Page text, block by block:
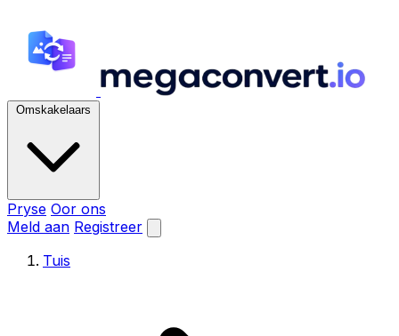
Omskakelaars
Pryse Oor ons
Meld aan Registreer
Tuis